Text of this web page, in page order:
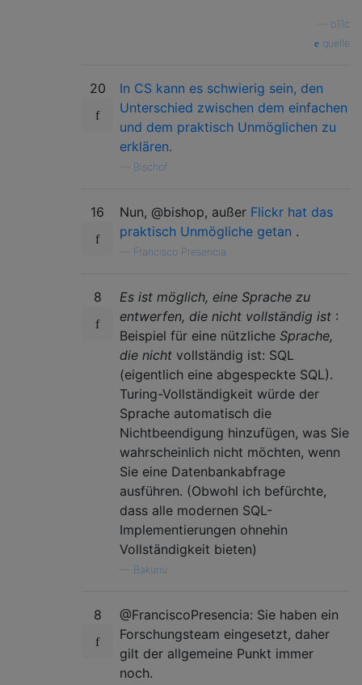
o11c
quelle
20
In CS kann es schwierig sein, den
Unterschied zwischen dem einfachen
und dem praktisch Unmöglichen zu
erklären.
Bischof
16 Nun, @bishop, außer Flickr hat das
praktisch Unmögliche getan .
Francisco Presencia
8
Es ist möglich, eine Sprache zu
entwerfen, die nicht vollständig ist :
Beispiel für eine nützliche Sprache,
die nicht vollständig ist: SQL
(eigentlich eine abgespeckte SQL).
Turing-Vollständigkeit würde der
Sprache automatisch die
Nichtbeendigung hinzufügen, was Sie
wahrscheinlich nicht möchten, wenn
Sie eine Datenbankabfrage
ausführen. (Obwohl ich befürchte,
dass alle modernen SQL-
Implementierungen ohnehin
Vollständigkeit bieten)
Bakuriu
8
@FranciscoPresencia: Sie haben ein
Forschungsteam eingesetzt, daher
gilt der allgemeine Punkt immer
noch.